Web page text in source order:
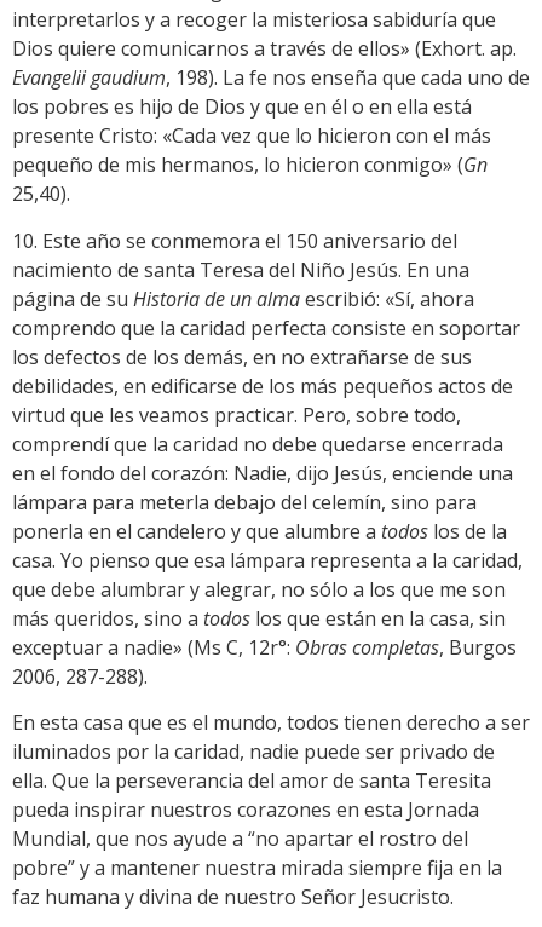
interpretarlos y a recoger la misteriosa sabiduría que
Dios quiere comunicarnos a través de ellos» (Exhort. ap.
Evangelii gaudium, 198). La fe nos enseña que cada uno de
los pobres es hijo de Dios y que en él o en ella está
presente Cristo: «Cada vez que lo hicieron con el más
pequeño de mis hermanos, lo hicieron conmigo» (Gn
25,40).
10. Este año se conmemora el 150 aniversario del
nacimiento de santa Teresa del Niño Jesús. En una
página de su Historia de un almaescribió: «Sí, ahora
comprendo que la caridad perfecta consiste en soportar
los defectos de los demás, en no extrañarse de sus
debilidades, en edificarse de los más pequeños actos de
virtud que les veamos practicar. Pero, sobre todo,
comprendí que la caridad no debe quedarse encerrada
en el fondo del corazón: Nadie, dijo Jesús, enciende una
lámpara para meterla debajo del celemín, sino para
ponerla en el candelero y que alumbre a todos los de la
casa. Yo pienso que esa lámpara representa a la caridad,
que debe alumbrar y alegrar, no sólo a los que me son
más queridos, sino a todos los que están en la casa, sin
exceptuar a nadie» (Ms C, 12r°: Obras completas, Burgos
2006, 287-288).
En esta casa que es el mundo, todos tienen derecho a ser
iluminados por la caridad, nadie puede ser privado de
ella. Que la perseverancia del amor de santa Teresita
pueda inspirar nuestros corazones en esta Jornada
Mundial, que nos ayude a “no apartar el rostro del
pobre” y a mantener nuestra mirada siempre fija en la
faz humana y divina de nuestro Señor Jesucristo.